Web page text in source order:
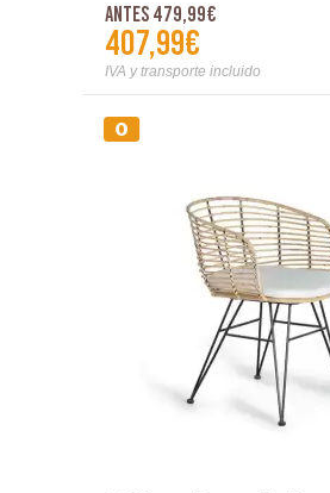
Antes 479,99€
407,99€
IVA y transporte incluido